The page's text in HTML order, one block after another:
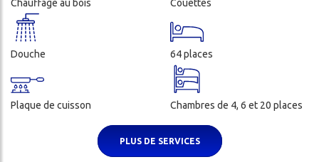
Chauffage au bois Couettes
Douche 64 places
Plaque de cuisson Chambres de 4, 6 et 20 places
PLUS DE SERVICES